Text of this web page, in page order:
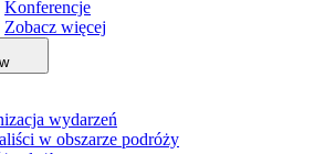
Konferencje
Zobacz więcej
wydarzeń
w obszarze podróży